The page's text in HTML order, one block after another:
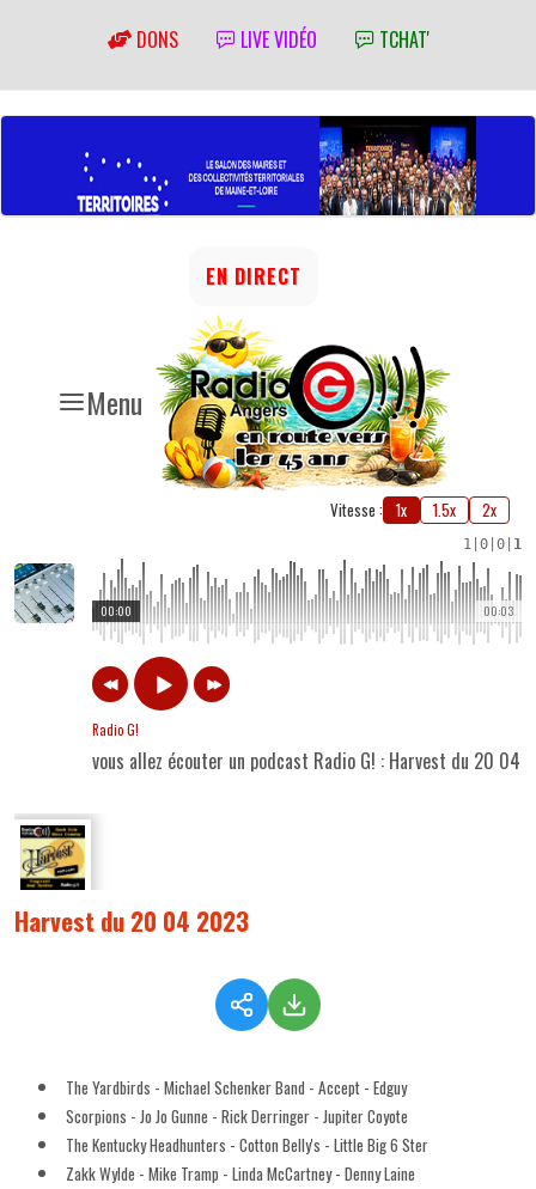
DONS LIVE VIDÉO TCHAT'
Menu
EN DIRECT
Vitesse : 1x 1.5x 2x
1 0 0 1
00:03
00:00
Radio G!
vous allez écouter un podcast Radio G! : Harvest du 20 04
Harvest du 20 04 2023
The Yardbirds - Michael Schenker Band - Accept - Edguy
Scorpions - Jo Jo Gunne - Rick Derringer - Jupiter Coyote
The Kentucky Headhunters - Cotton Belly's - Little Big 6 Ster
Zakk Wylde - Mike Tramp - Linda McCartney - Denny Laine